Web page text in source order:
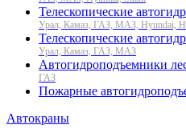
Телескопические
Урал, Камаз, ГАЗ, МАЗ, Hyundai,
Телескопические
Урал, Камаз, ГАЗ, МАЗ
Автогидроподъемники
ГАЗ
Пожарные
Автокраны